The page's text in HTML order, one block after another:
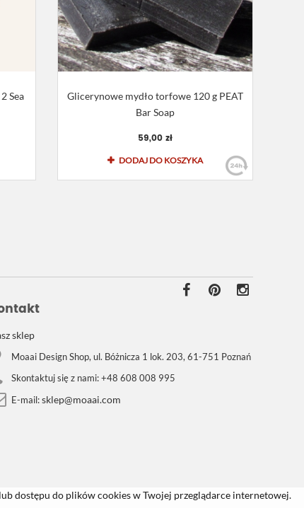
Sea
Glicerynowe mydło torfowe 120 g PEAT
Bar Soap
59,00 zł
DODAJ DO KOSZYKA
sklep
Moaai Design Shop, ul. Bóżnicza 1 lok. 203, 61-751 Poznań
Skontaktuj się z nami:+48 608 008 995
E-mail:sklep@moaai.com
dostępu do plików cookies w Twojej przeglądarce internetowej.